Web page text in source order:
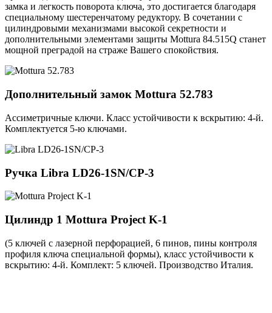
замка и легкость поворота ключа, это достигается благодаря
специальному шестеренчатому редуктору. В сочетании с
цилиндровыми механизмами высокой секретности и
дополнительными элементами защиты Mottura 84.515Q станет
мощной преградой на страже Вашего спокойствия.
Дополнительный замок Mottura 52.783
Ассиметричные ключи. Класс устойчивости к вскрытию: 4-й.
Комплектуется 5-ю ключами.
Ручка Libra LD26-1SN/CP-3
Цилиндр 1 Mottura Project K-1
(5 ключей с лазерной перфорацией, 6 пинов, пины контроля
профиля ключа специальной формы), класс устойчивости к
вскрытию: 4-й. Комплект: 5 ключей. Производство Италия.